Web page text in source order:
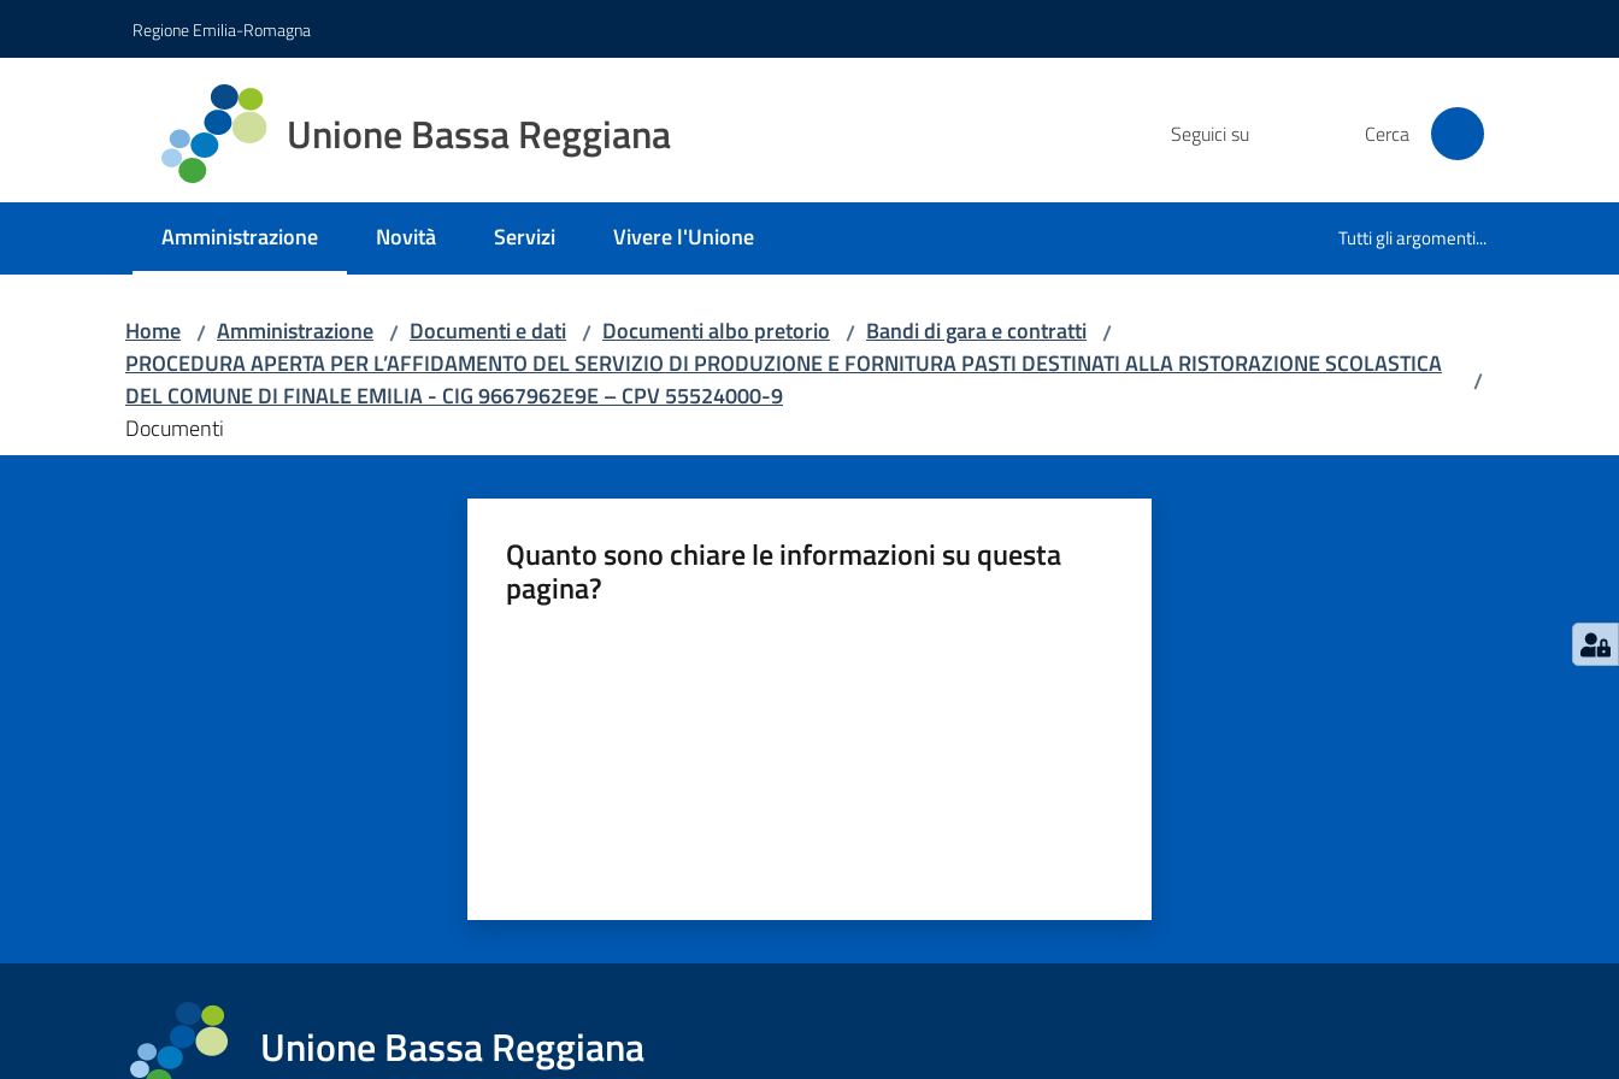
Regione Emilia-Romagna
Unione Bassa Reggiana Seguici su Cerca
Amministrazione
Menu selezionato Novità Servizi Vivere l'Unione Tutti gli argomenti...
Home / Amministrazione / Documenti e dati / Documenti albo pretorio / Bandi di gara e contratti /
PROCEDURA APERTA PER L’AFFIDAMENTO DEL SERVIZIO DI PRODUZIONE E FORNITURA PASTI DESTINATI ALLA RISTORAZIONE SCOLASTICA
DEL COMUNE DI FINALE EMILIA - CIG 9667962E9E – CPV 55524000-9
/
Documenti
Quanto sono chiare le informazioni su questa
pagina?
Unione Bassa Reggiana